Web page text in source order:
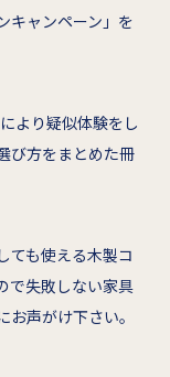
キャンペーン」を
より疑似体験をし
び方をまとめた冊
ても使える木製コ
で失敗しない家具
声がけ下さい。